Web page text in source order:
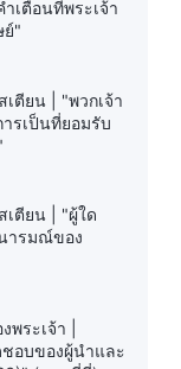
เตือนที่พระเจ้า
ย์"
เตียน | "พวกเจ้า
รเป็นที่ยอมรับ
เตียน | "ผู้ใด
ารมณ์ของ
ระเจ้า |
อบของผู้นำและ